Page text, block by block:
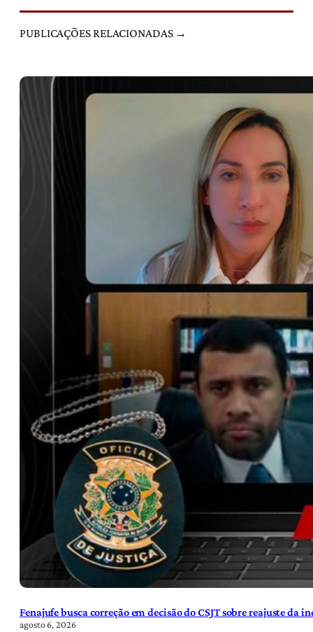
PUBLICAÇÕES RELACIONADAS →
Fenajufe busca correção em decisão do CSJT sobre reajuste da
agosto 6, 2026